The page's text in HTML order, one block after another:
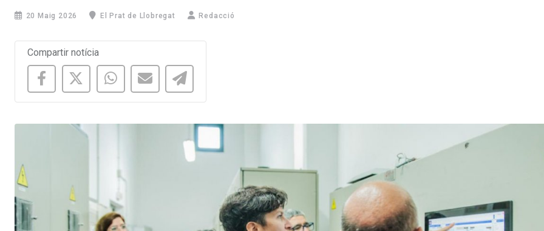
20 Maig 2026 El Prat de Llobregat Redacció
Compartir notícia